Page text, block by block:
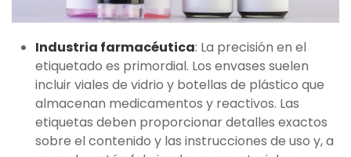
Industria farmacéutica: La precisión en el
etiquetado es primordial. Los envases suelen
incluir viales de vidrio y botellas de plástico que
almacenan medicamentos y reactivos. Las
etiquetas deben proporcionar detalles exactos
sobre el contenido y las instrucciones de uso y, a